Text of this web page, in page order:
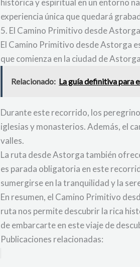
histórica y espiritual en un entorno
experiencia única que quedará
5. El Camino Primitivo desde
El Camino Primitivo desde Astorga
que comienza en la ciudad de
Relacionado: La guía definitiva para
Durante este recorrido, los
iglesias y monasterios. Además, el
valles.
La ruta desde Astorga también
es parada obligatoria en este
sumergirse en la tranquilidad y la
En resumen, el Camino Primitivo
ruta nos permite descubrir la rica
de embarcarte en este viaje de
Publicaciones relacionadas: